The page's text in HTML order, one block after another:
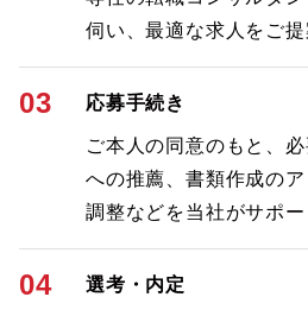
伺い、最適な求人をご提
03 応募手続き
ご本人の同意のもと、
への推薦、書類作成の
調整などを当社がサポー
04 選考・内定